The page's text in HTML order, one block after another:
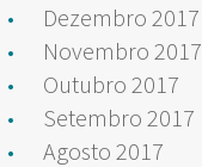
Dezembro 2017
Novembro 2017
Outubro 2017
Setembro 2017
Agosto 2017